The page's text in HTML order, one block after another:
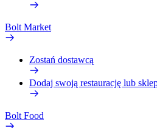
Bolt Market
Zostań dostawcą
Dodaj swoją restaurację lub
Bolt Food